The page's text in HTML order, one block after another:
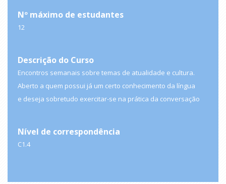
Nº máximo de estudantes
12
Descrição do Curso
Encontros semanais sobre temas de atualidade e cultura.
Aberto a quem possui já um certo conhecimento da língua
e deseja sobretudo exercitar-se na prática da conversação
Nível de correspondência
C1.4